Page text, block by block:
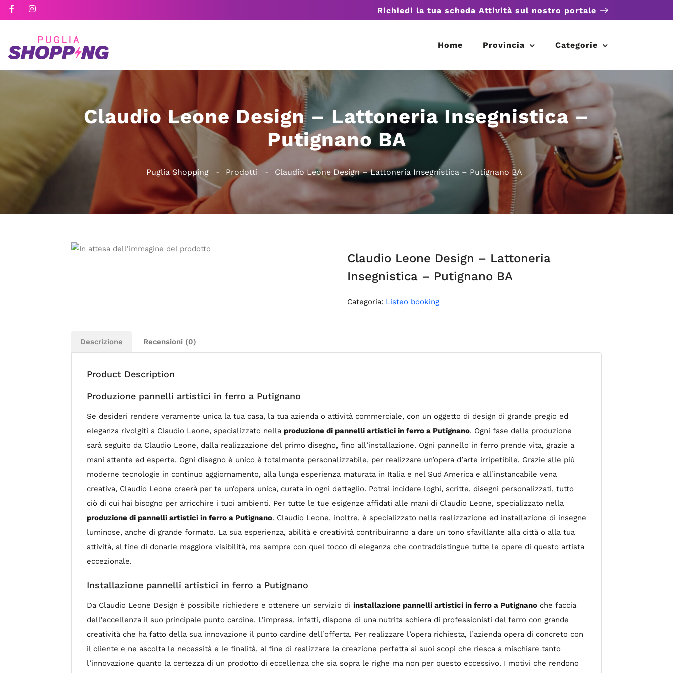
Richiedi la tua scheda Attività sul nostro portale
Home Provincia Categorie
Claudio Leone Design – Lattoneria Insegnistica –
Putignano BA
Puglia Shopping Prodotti Claudio Leone Design – Lattoneria Insegnistica – Putignano BA
Claudio Leone Design – Lattoneria
Insegnistica – Putignano BA
Categoria: Listeo booking
Descrizione Recensioni (0)
Product Description
Produzione pannelli artistici in ferro a Putignano
Se desideri rendere veramente unica la tua casa, la tua azienda o attività commerciale, con un oggetto di design di grande pregio ed
eleganza rivolgiti a Claudio Leone, specializzato nella produzione di pannelli artistici in ferro a Putignano. Ogni fase della produzione
sarà seguito da Claudio Leone, dalla realizzazione del primo disegno, fino all’installazione. Ogni pannello in ferro prende vita, grazie a
mani attente ed esperte. Ogni disegno è unico è totalmente personalizzabile, per realizzare un’opera d’arte irripetibile. Grazie alle più
moderne tecnologie in continuo aggiornamento, alla lunga esperienza maturata in Italia e nel Sud America e all’instancabile vena
creativa, Claudio Leone creerà per te un’opera unica, curata in ogni dettaglio. Potrai incidere loghi, scritte, disegni personalizzati, tutto
ciò di cui hai bisogno per arricchire i tuoi ambienti. Per tutte le tue esigenze affidati alle mani di Claudio Leone, specializzato nella
produzione di pannelli artistici in ferro a Putignano. Claudio Leone, inoltre, è specializzato nella realizzazione ed installazione di insegne
luminose, anche di grande formato. La sua esperienza, abilità e creatività contribuiranno a dare un tono sfavillante alla città o alla tua
attività, al fine di donarle maggiore visibilità, ma sempre con quel tocco di eleganza che contraddistingue tutte le opere di questo artista
eccezionale.
Installazione pannelli artistici in ferro a Putignano
Da Claudio Leone Design è possibile richiedere e ottenere un servizio di installazione pannelli artistici in ferro a Putignano che faccia
dell’eccellenza il suo principale punto cardine. L’impresa, infatti, dispone di una nutrita schiera di professionisti del ferro con grande
creatività che ha fatto della sua innovazione il punto cardine dell’offerta. Per realizzare l’opera richiesta, l’azienda opera di concreto con
il cliente e ne ascolta le necessità e le finalità, al fine di realizzare la creazione perfetta ai suoi scopi che riesca a mischiare tanto
l’innovazione quanto la certezza di un prodotto di eccellenza che sia sopra le righe ma non per questo eccessivo. I motivi che rendono